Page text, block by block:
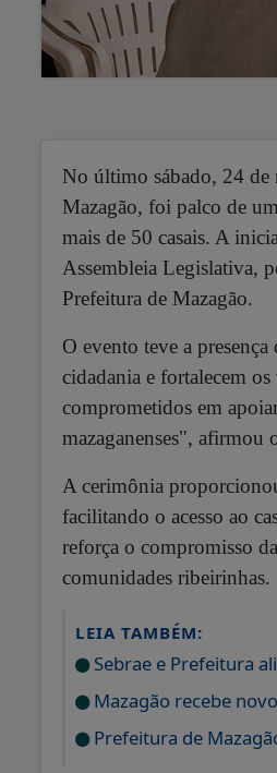
No último sábado, 24
Mazagão, foi palco de
mais de 50 casais. A
Assembleia Legislativa,
Prefeitura de Mazagão.
O evento teve a
cidadania e fortalecem
comprometidos em
mazaganenses", afirmou
A cerimônia
facilitando o acesso ao
reforça o compromisso
comunidades ribeirinhas.
LEIA TAMBÉM:
Sebrae e Prefeitura
Mazagão recebe
Prefeitura de